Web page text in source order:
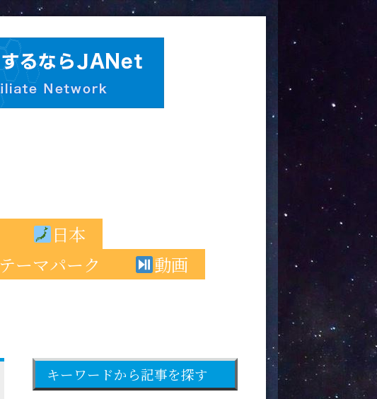
日本
テーマパーク
動画
キーワードから記事を探す